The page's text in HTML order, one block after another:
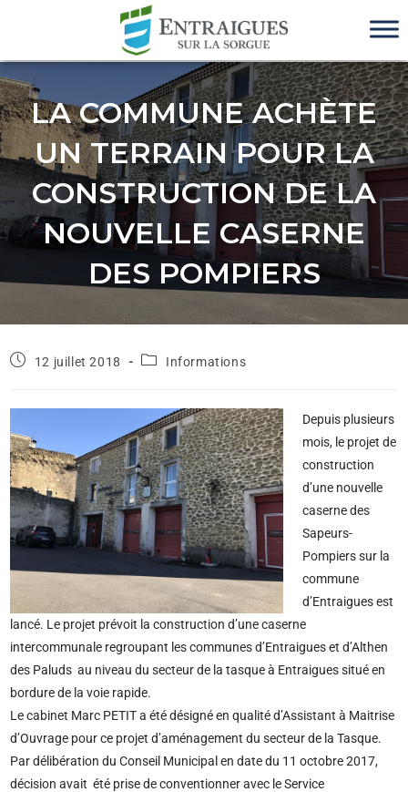
LA COMMUNE ACHÈTE
UN TERRAIN POUR LA
CONSTRUCTION DE LA
NOUVELLE CASERNE
DES POMPIERS
12 juillet 2018 Informations
Depuis plusieurs
mois, le projet de
construction
d’une nouvelle
caserne des
Sapeurs-
Pompiers sur la
commune
d’Entraigues est
lancé. Le projet prévoit la construction d’une caserne
intercommunale regroupant les communes d’Entraigues et d’Althen
des Paluds au niveau du secteur de la tasque à Entraigues situé en
bordure de la voie rapide.
Le cabinet Marc PETIT a été désigné en qualité d’Assistant à Maitrise
d’Ouvrage pour ce projet d’aménagement du secteur de la Tasque.
Par délibération du Conseil Municipal en date du 11 octobre 2017,
décision avait été prise de conventionner avec le Service